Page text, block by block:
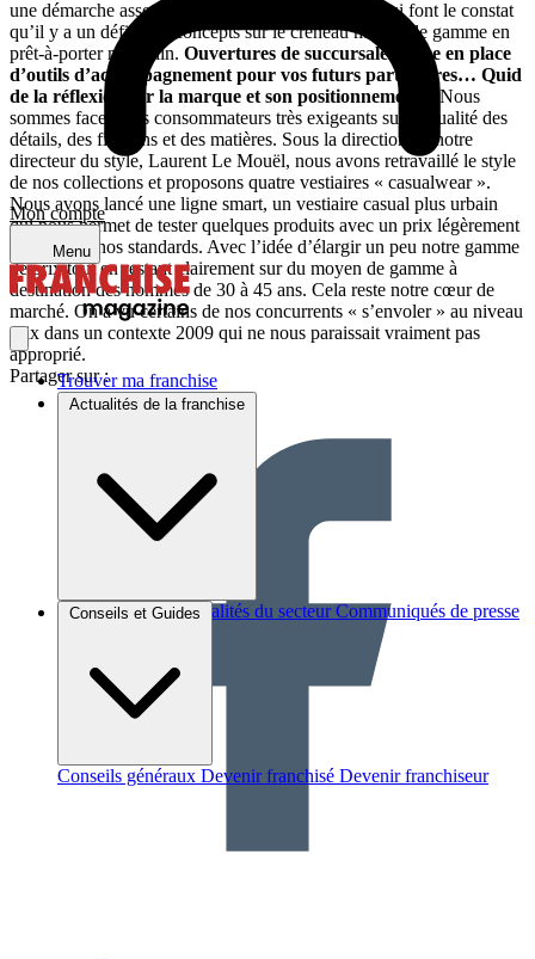
Mon compte
Menu
Trouver ma franchise
Actualités de la franchise
Brèves et actus Actualités du secteur Communiqués de presse
Conseils et Guides
Conseils généraux Devenir franchisé Devenir franchiseur
une démarche assez construite et bien avancée et qui font le constat
qu’il y a un déficit de concepts sur le créneau moyen de gamme en
prêt-à-porter masculin. Ouvertures de succursales, mise en place
d’outils d’accompagnement pour vos futurs partenaires… Quid
de la réflexion sur la marque et son positionnement ? Nous
sommes face à des consommateurs très exigeants sur la qualité des
détails, des finitions et des matières. Sous la direction de notre
directeur du style, Laurent Le Mouël, nous avons retravaillé le style
de nos collections et proposons quatre vestiaires « casualwear ».
Nous avons lancé une ligne smart, un vestiaire casual plus urbain
qui nous permet de tester quelques produits avec un prix légèrement
supérieur à nos standards. Avec l’idée d’élargir un peu notre gamme
de prix tout en restant clairement sur du moyen de gamme à
destination des hommes de 30 à 45 ans. Cela reste notre cœur de
marché. On a vu certains de nos concurrents « s’envoler » au niveau
prix dans un contexte 2009 qui ne nous paraissait vraiment pas
approprié.
Partager sur :